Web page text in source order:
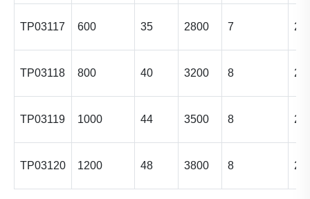
TP03117 600 35 2800 7 2/3
TP03118 800 40 3200 8 2/3
TP03119 1000 44 3500 8 2/3
TP03120 1200 48 3800 8